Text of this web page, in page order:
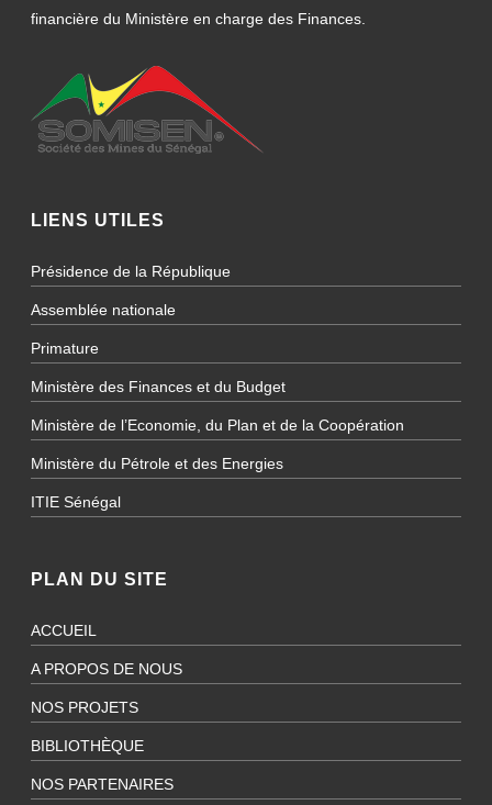
financière du Ministère en charge des Finances.
LIENS UTILES
Présidence de la République
Assemblée nationale
Primature
Ministère des Finances et du Budget
Ministère de l’Economie, du Plan et de la Coopération
Ministère du Pétrole et des Energies
ITIE Sénégal
PLAN DU SITE
ACCUEIL
A PROPOS DE NOUS
NOS PROJETS
BIBLIOTHÈQUE
NOS PARTENAIRES